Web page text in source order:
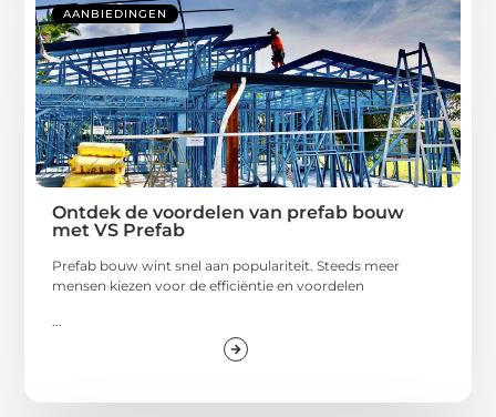
AANBIEDINGEN
Ontdek de voordelen van prefab bouw
met VS Prefab
Prefab bouw wint snel aan populariteit. Steeds meer
mensen kiezen voor de efficiëntie en voordelen
...